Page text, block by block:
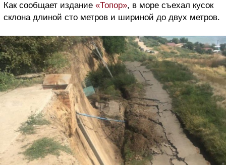
Как сообщает издание «Топор», в море съехал кусок
склона длиной сто метров и шириной до двух метров.